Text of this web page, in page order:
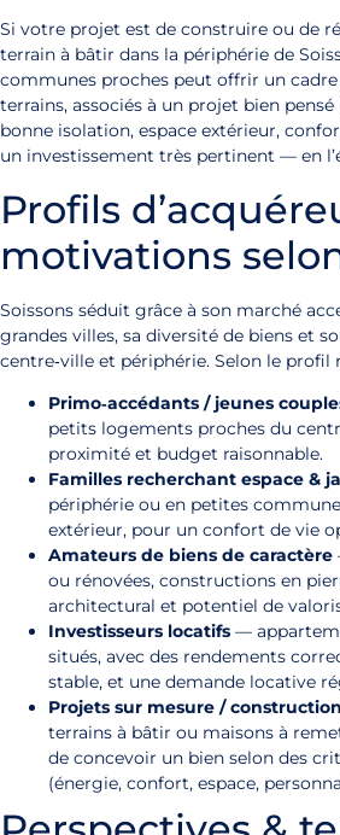
Si votre projet est de construire ou de
terrain à bâtir dans la périphérie de
communes proches peut offrir un cadre
terrains, associés à un projet bien
bonne isolation, espace extérieur,
un investissement très pertinent — en
Profils
motivations
Soissons séduit grâce à son marché
grandes villes, sa diversité de biens et
centre‑ville et périphérie. Selon le profil
Primo‑accédants / jeunes
petits logements proches du
proximité et budget raisonnable.
Familles recherchant espace &
périphérie ou en petites
extérieur, pour un confort de vie
Amateurs de biens de caractère
ou rénovées, constructions en
architectural et potentiel de
Investisseurs locatifs —
situés, avec des rendements
stable, et une demande locative
Projets sur mesure /
terrains à bâtir ou maisons à
de concevoir un bien selon des
(énergie, confort, espace,